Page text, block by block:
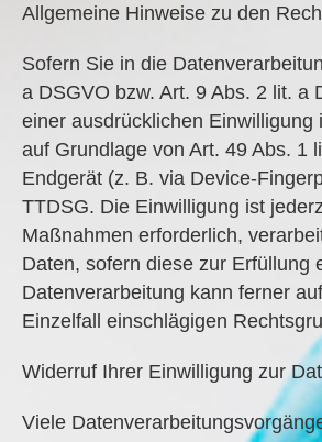
Allgemeine Hinweise zu den
Sofern Sie in die
a DSGVO bzw. Art. 9 Abs. 2 lit. a
einer ausdrücklichen
auf Grundlage von Art. 49 Abs. 1
Endgerät (z. B. via Device-
TTDSG. Die Einwilligung ist
Maßnahmen erforderlich,
Daten, sofern diese zur Erfüllung
Datenverarbeitung kann ferner
Einzelfall einschlägigen
Widerruf Ihrer Einwilligung zur
Viele